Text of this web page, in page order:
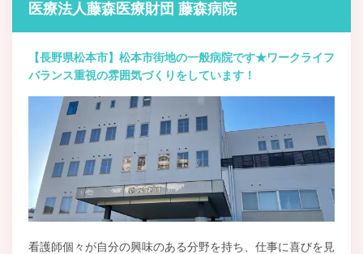
医療法人藤森医療財団 藤森病院
【長野県松本市】松本市街地の一般病院です★ワークライフ
バランス重視の雰囲気づくりをしています！
看護師個々が自分の興味のある分野を持ち、仕事に喜びを見